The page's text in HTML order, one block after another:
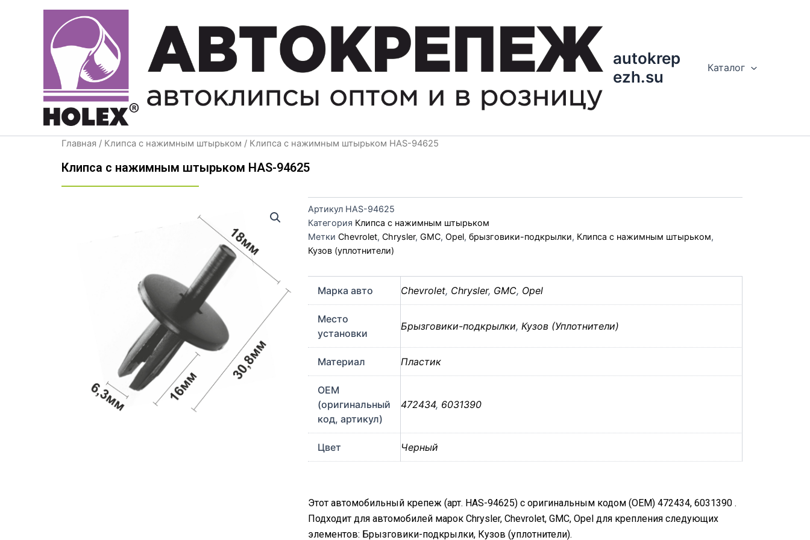
содержимому
autokrep
ezh.su
Каталог
Главная / Клипса с нажимным штырьком / Клипса с нажимным штырьком HAS-94625
Клипса с нажимным штырьком HAS-94625
Артикул HAS-94625
Категория Клипса с нажимным штырьком
Метки Chevrolet, Chrysler, GMC, Opel, брызговики-подкрылки, Клипса с нажимным штырьком,
Кузов (уплотнители)
Марка авто Chevrolet, Chrysler, GMC, Opel
Место
установки
Брызговики-подкрылки, Кузов (Уплотнители)
Материал Пластик
OEM
(оригинальный
код, артикул)
472434, 6031390
Цвет Черный
Этот автомобильный крепеж (арт. HAS-94625) с оригинальным кодом (OEM) 472434, 6031390 .
Подходит для автомобилей марок Chrysler, Chevrolet, GMC, Opel для крепления следующих
элементов: Брызговики-подкрылки, Кузов (уплотнители).